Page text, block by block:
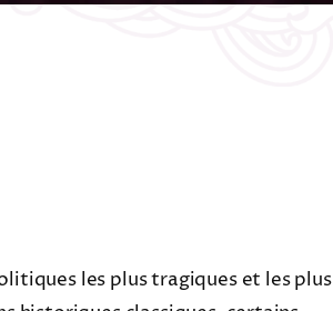
les plus tragiques et les plus